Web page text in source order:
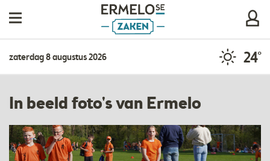
zaterdag 8 augustus 2026 24°
In beeld foto's van Ermelo